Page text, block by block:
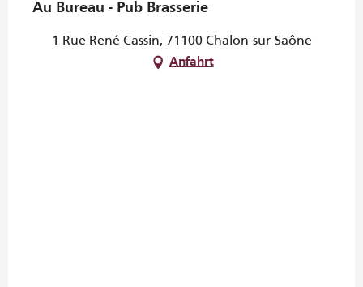
Au Bureau - Pub Brasserie
1 Rue René Cassin, 71100 Chalon-sur-Saône
Anfahrt